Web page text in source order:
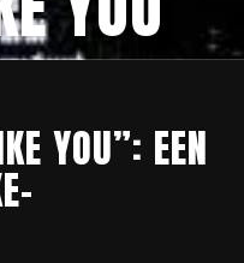
YOU”: EEN